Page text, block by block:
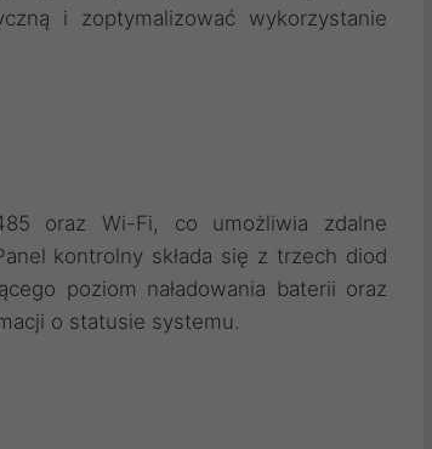
i zoptymalizować wykorzystanie
oraz Wi-Fi, co umożliwia zdalne
kontrolny składa się z trzech diod
poziom naładowania baterii oraz
o statusie systemu.